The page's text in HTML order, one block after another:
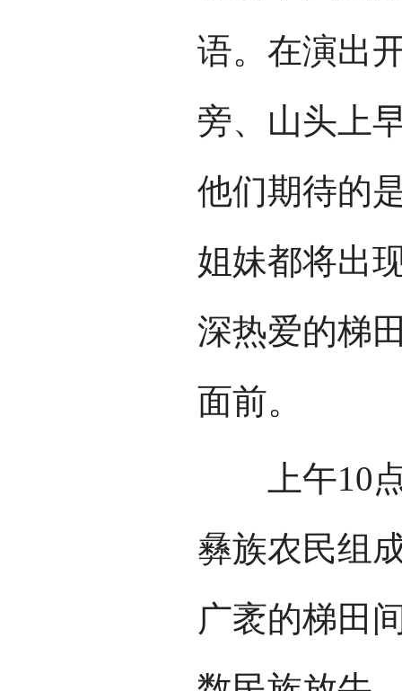
语。在演出
旁、山头上
他们期待的
姐妹都将出
深热爱的梯
面前。
上午10点
彝族农民组
广袤的梯田